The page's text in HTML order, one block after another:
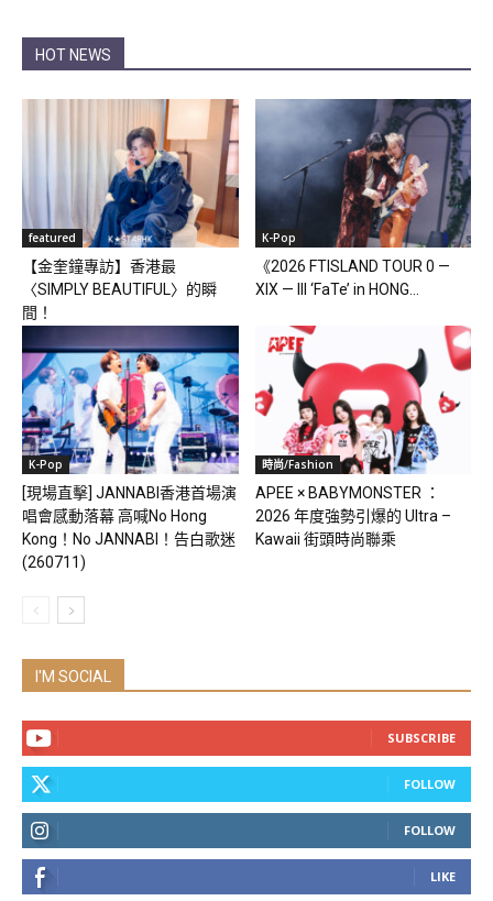
HOT NEWS
featured
【金奎鐘專訪】香港最
〈SIMPLY BEAUTIFUL〉的瞬
間！
K-Pop
《2026 FTISLAND TOUR 0 —
XIX — III ‘FaTe’ in HONG...
K-Pop
[現場直擊] JANNABI香港首場演
唱會感動落幕 高喊No Hong
Kong！No JANNABI！告白歌迷
(260711)
時尚/Fashion
APEE × BABYMONSTER ：
2026 年度強勢引爆的 Ultra –
Kawaii 街頭時尚聯乘
I'M SOCIAL
SUBSCRIBE
FOLLOW
FOLLOW
LIKE